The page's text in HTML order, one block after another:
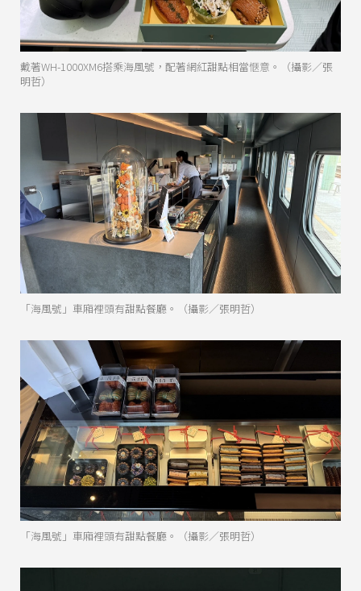
戴著WH-1000XM6搭乘海風號，配著網紅甜點相當愜意。（攝影／張
明哲）
「海風號」車廂裡頭有甜點餐廳。（攝影／張明哲）
「海風號」車廂裡頭有甜點餐廳。（攝影／張明哲）